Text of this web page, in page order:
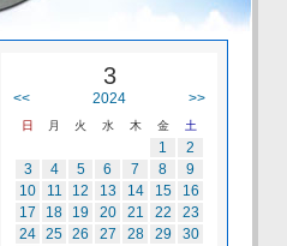
3
<< 2024 >>
日 月 火 水 木 金 土
1
2
3
4 5 6 7 8
9
10
11 12 13 14 15
16
17
18 19 20 21 22
23
24 25 26 27 28 29
30